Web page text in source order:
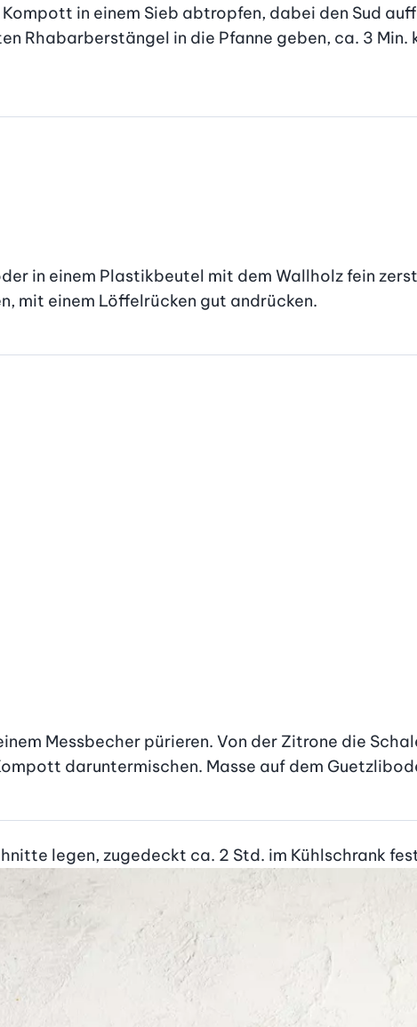
in einem Sieb abtropfen, dabei den Sud
Rhabarberstängel in die Pfanne geben, ca. 3 Min.
in einem Plastikbeutel mit dem Wallholz fein
mit einem Löffelrücken gut andrücken.
Messbecher pürieren. Von der Zitrone die
daruntermischen. Masse auf dem
legen, zugedeckt ca. 2 Std. im Kühlschrank